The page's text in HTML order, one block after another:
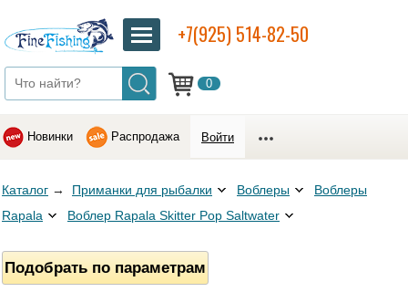
0
+7(925) 514-82-50
Новинки Распродажа Войти
Каталог → Приманки для рыбалки Воблеры
Воблеры
Rapala
Воблер Rapala Skitter Pop Saltwater
Подобрать по параметрам